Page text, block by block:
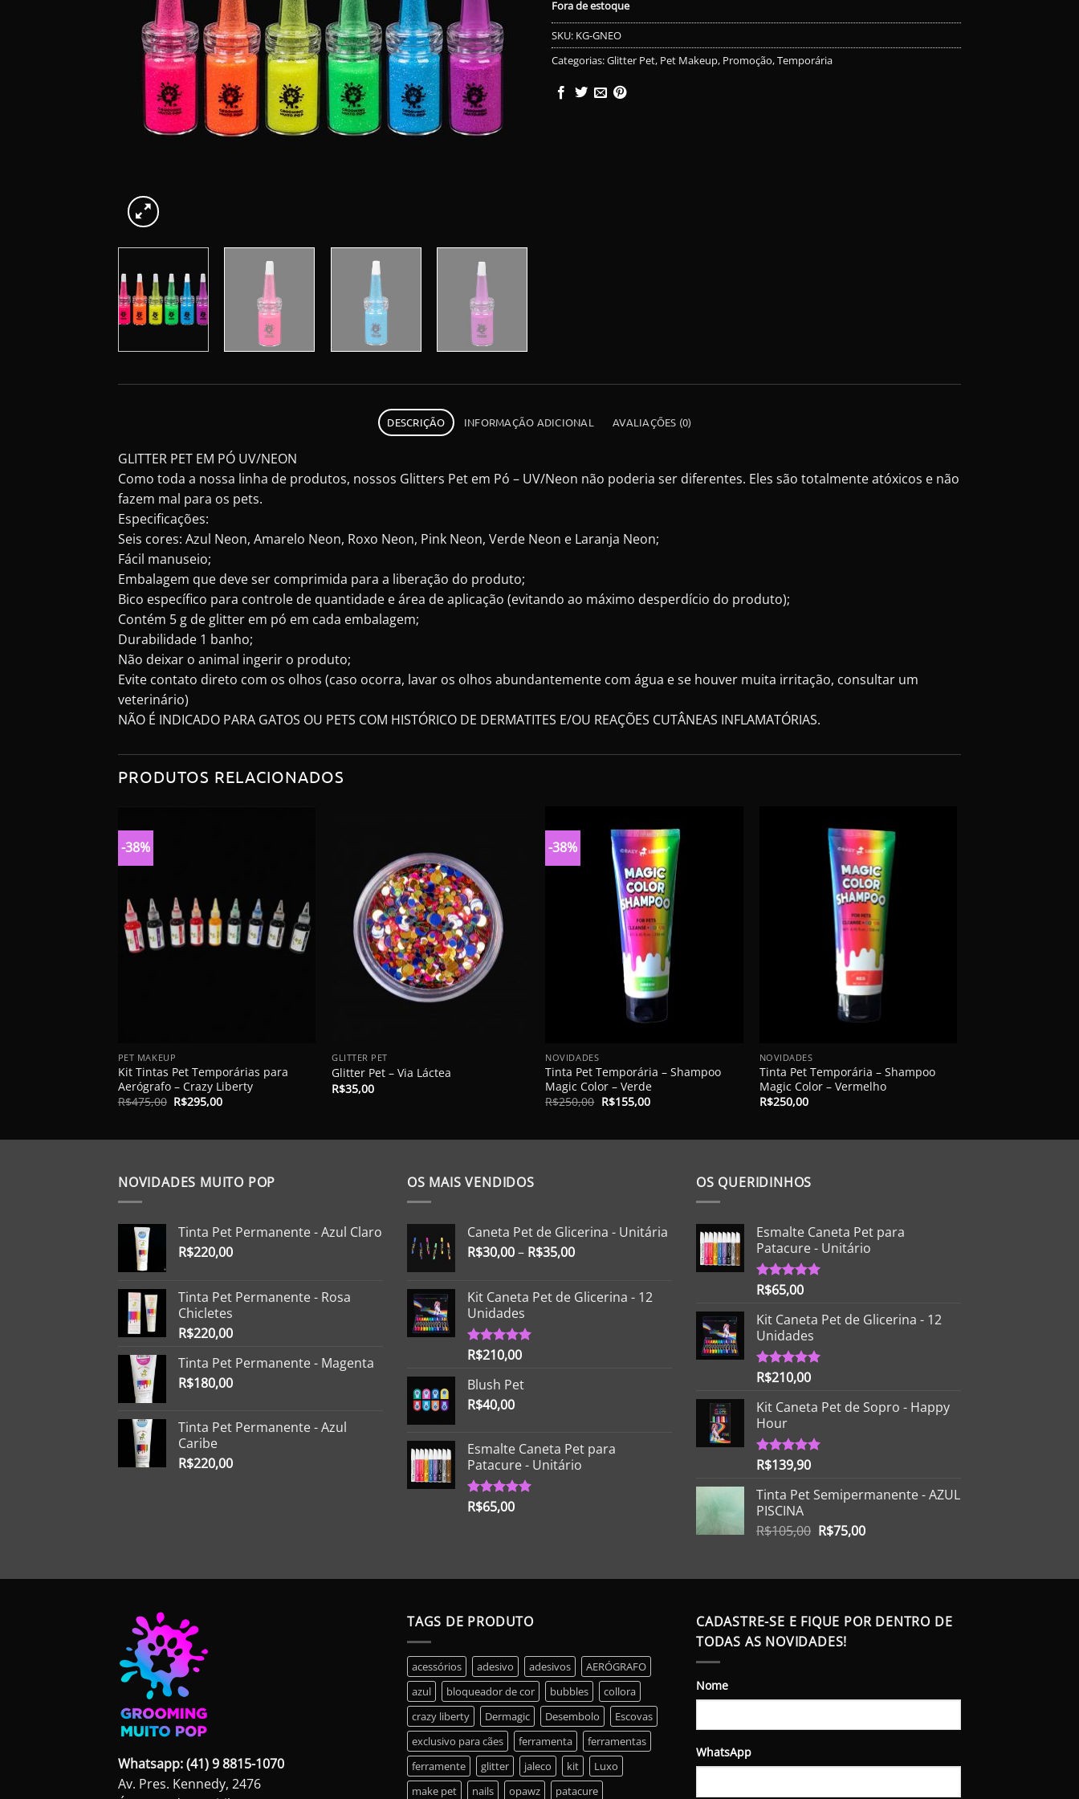
Fora de estoque
SKU: KG-GNEO
Categorias:Glitter Pet, Pet Makeup, Promoção,Temporária
DESCRIÇÃO INFORMAÇÃO ADICIONAL AVALIAÇÕES (0)
GLITTER PET EM PÓ UV/NEON
Como toda a nossa linha de produtos, nossos Glitters Pet em Pó – UV/Neon não poderia ser diferentes. Eles são totalmente atóxicos e não
fazem mal para os pets.
Especificações:
Seis cores: Azul Neon, Amarelo Neon, Roxo Neon, Pink Neon, Verde Neon e Laranja Neon;
Fácil manuseio;
Embalagem que deve ser comprimida para a liberação do produto;
Bico específico para controle de quantidade e área de aplicação (evitando ao máximo desperdício do produto);
Contém 5 g de glitter em pó em cada embalagem;
Durabilidade 1 banho;
Não deixar o animal ingerir o produto;
Evite contato direto com os olhos (caso ocorra, lavar os olhos abundantemente com água e se houver muita irritação, consultar um
veterinário)
NÃO É INDICADO PARA GATOS OU PETS COM HISTÓRICO DE DERMATITES E/OU REAÇÕES CUTÂNEAS INFLAMATÓRIAS.
PRODUTOS RELACIONADOS
-38%
PET MAKEUP
Kit Tintas Pet Temporárias para
Aerógrafo – Crazy Liberty
R$475,00 O
R$295,00O
GLITTER PET
Glitter Pet – Via Láctea
R$35,00
-38%
NOVIDADES
Tinta Pet Temporária – Shampoo
Magic Color – Verde
R$250,00 O
R$155,00O
NOVIDADES
Tinta Pet Temporária – Shampoo
Magic Color – Vermelho
R$250,00
NOVIDADES MUITO POP
Tinta Pet Permanente - Azul Claro
R$220,00
Tinta Pet Permanente - Rosa
Chicletes
R$220,00
Tinta Pet Permanente - Magenta
R$180,00
Tinta Pet Permanente - Azul
Caribe
R$220,00
OS MAIS VENDIDOS
Caneta Pet de Glicerina - Unitária
R$30,00– R$35,00
Kit Caneta Pet de Glicerina - 12
Unidades
Avaliação
R$210,00
Blush Pet
R$40,00
Esmalte Caneta Pet para
Patacure - Unitário
Avaliação
R$65,00
OS QUERIDINHOS
Esmalte Caneta Pet para
Patacure - Unitário
Avaliação
R$65,00
Kit Caneta Pet de Glicerina - 12
Unidades
Avaliação
R$210,00
Kit Caneta Pet de Sopro - Happy
Hour
Avaliação
R$139,90
Tinta Pet Semipermanente - AZUL
PISCINA
R$105,00 O
era:
R$75,00O
é:
Whatsapp: (41) 9 8815-1070
Av. Pres. Kennedy, 2476
TAGS DE PRODUTO
acessórios adesivo adesivos
AERÓGRAFO
azul
bloqueador de cor bubbles
collora
crazy liberty
Dermagic Desembolo
Escovas
exclusivo para cães
ferramenta
ferramentas
ferramente
glitter jaleco kit
Luxo
make pet
nails opawz patacure
CADASTRE-SE E FIQUE POR DENTRO DE
TODAS AS NOVIDADES!
Nome
WhatsApp